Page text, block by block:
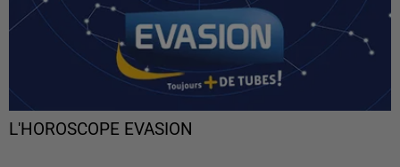
L'HOROSCOPE EVASION